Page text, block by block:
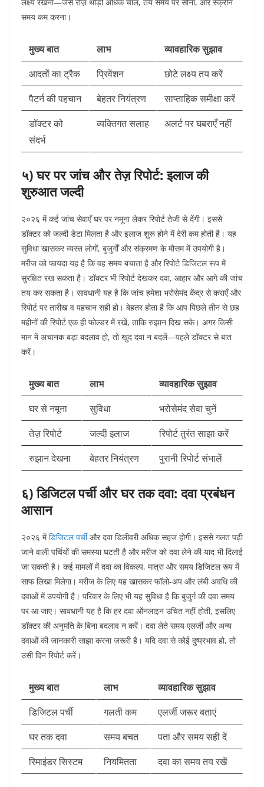
लक्ष्य रखना—जैसे रोज़ थोड़ी अधिक चाल, तय समय पर सोना, और स्क्रीन
समय कम करना।
मुख्य बात लाभ
व्यावहारिक सुझाव
आदतों का ट्रैक
प्रिवेंशन
छोटे लक्ष्य तय करें
पैटर्न की पहचान
बेहतर नियंत्रण
साप्ताहिक समीक्षा करें
डॉक्टर को
संदर्भ
व्यक्तिगत सलाह अलर्ट पर घबराएँ नहीं
५) घर पर जांच और तेज़ रिपोर्ट: इलाज की
शुरुआत जल्दी
२०२६ में कई जांच सेवाएँ घर पर नमूना लेकर रिपोर्ट तेजी से देंगी। इससे
डॉक्टर को जल्दी डेटा मिलता है और इलाज शुरू होने में देरी कम होती है। यह
सुविधा खासकर व्यस्त लोगों, बुजुर्गों और संक्रमण के मौसम में उपयोगी है।
मरीज को फायदा यह है कि वह समय बचाता है और रिपोर्ट डिजिटल रूप में
सुरक्षित रख सकता है। डॉक्टर भी रिपोर्ट देखकर दवा, आहार और आगे की जांच
तय कर सकता है। सावधानी यह है कि जांच हमेशा भरोसेमंद केंद्र से कराएँ और
रिपोर्ट पर तारीख व पहचान सही हो। बेहतर होता है कि आप पिछले तीन से छह
महीनों की रिपोर्ट एक ही फोल्डर में रखें, ताकि रुझान दिख सके। अगर किसी
मान में अचानक बड़ा बदलाव हो, तो खुद दवा न बदलें—पहले डॉक्टर से बात
करें।
मुख्य बात लाभ
व्यावहारिक सुझाव
घर से नमूना
सुविधा
भरोसेमंद सेवा चुनें
तेज़ रिपोर्ट
जल्दी इलाज
रिपोर्ट तुरंत साझा करें
रुझान देखना
बेहतर नियंत्रण पुरानी रिपोर्ट संभालें
६) डिजिटल पर्ची और घर तक दवा: दवा प्रबंधन
आसान
२०२६ मेंडिजिटल पर्चीऔर दवा डिलीवरी अधिक सहज होगी। इससे गलत पढ़ी
जाने वाली पर्चियों की समस्या घटती है और मरीज को दवा लेने की याद भी दिलाई
जा सकती है। कई मामलों में दवा का विकल्प, मात्रा और समय डिजिटल रूप में
साफ लिखा मिलेगा। मरीज के लिए यह खासकर फॉलो-अप और लंबी अवधि की
दवाओं में उपयोगी है। परिवार के लिए भी यह सुविधा है कि बुजुर्ग की दवा समय
पर आ जाए। सावधानी यह है कि हर दवा ऑनलाइन उचित नहीं होती, इसलिए
डॉक्टर की अनुमति के बिना बदलाव न करें। दवा लेते समय एलर्जी और अन्य
दवाओं की जानकारी साझा करना जरूरी है। यदि दवा से कोई दुष्प्रभाव हो, तो
उसी दिन रिपोर्ट करें।
मुख्य बात लाभ
व्यावहारिक सुझाव
डिजिटल पर्ची
गलती कम
एलर्जी जरूर बताएं
घर तक दवा
समय बचत
पता और समय सही दें
रिमाइंडर सिस्टम
नियमितता दवा का समय तय रखें